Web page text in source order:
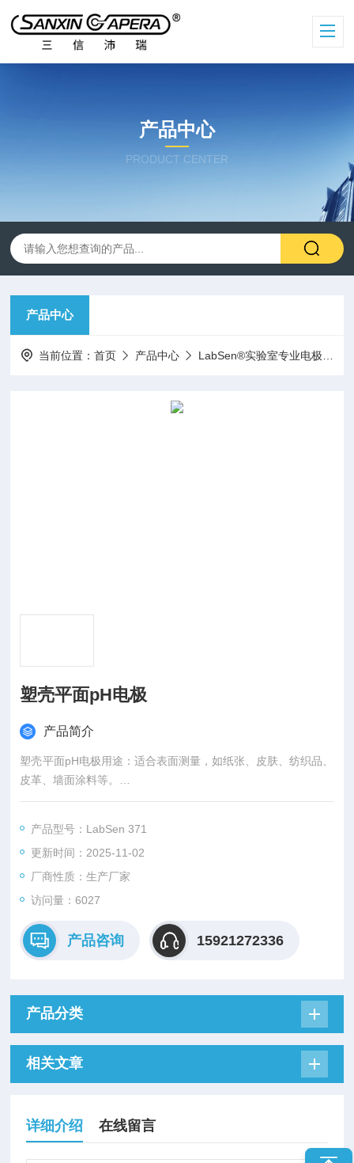
产品中心
PRODUCT CENTER
产品中心
当前位置：首页 产品中心 LabSen®实验室专业电极
塑壳平面pH电极
产品简介
塑壳平面pH电极用途：适合表面测量，如纸张、皮肤、纺织品、
皮革、墙面涂料等。
特点：快速响应，带长寿命参比系统。
产品型号：LabSen 371
更新时间：2025-11-02
厂商性质：生产厂家
访问量：6027
产品咨询 15921272336
产品分类
相关文章
详细介绍 在线留言